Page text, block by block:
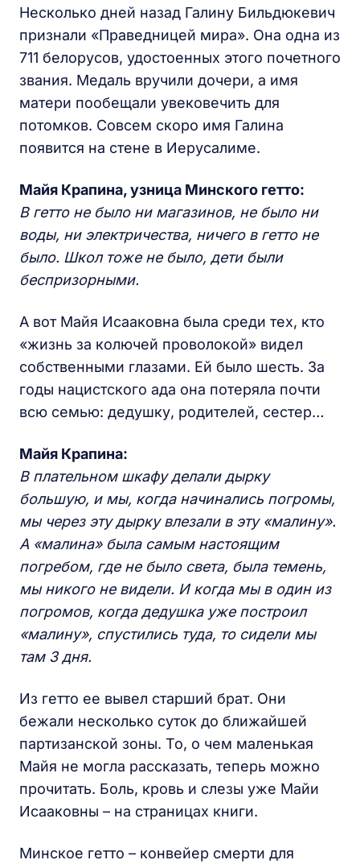
Несколько дней назад Галину Бильдюкевич
признали «Праведницей мира». Она одна из
711 белорусов, удостоенных этого почетного
звания. Медаль вручили дочери, а имя
матери пообещали увековечить для
потомков. Совсем скоро имя Галина
появится на стене в Иерусалиме.
Майя Крапина, узница Минского гетто:
В гетто не было ни магазинов, не было ни
воды, ни электричества, ничего в гетто не
было. Школ тоже не было, дети были
беспризорными.
А вот Майя Исааковна была среди тех, кто
«жизнь за колючей проволокой» видел
собственными глазами. Ей было шесть. За
годы нацистского ада она потеряла почти
всю семью: дедушку, родителей, сестер…
Майя Крапина:
В плательном шкафу делали дырку
большую, и мы, когда начинались погромы,
мы через эту дырку влезали в эту «малину».
А «малина» была самым настоящим
погребом, где не было света, была темень,
мы никого не видели. И когда мы в один из
погромов, когда дедушка уже построил
«малину», спустились туда, то сидели мы
там 3 дня.
Из гетто ее вывел старший брат. Они
бежали несколько суток до ближайшей
партизанской зоны. То, о чем маленькая
Майя не могла рассказать, теперь можно
прочитать. Боль, кровь и слезы уже Майи
Исааковны – на страницах книги.
Минское гетто – конвейер смерти для